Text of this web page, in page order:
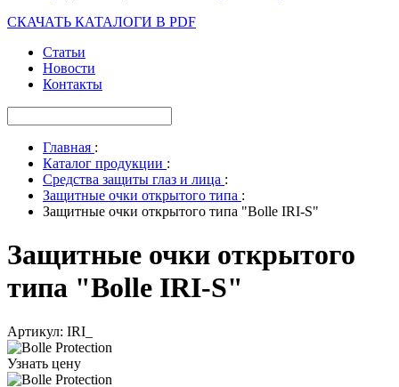
СКАЧАТЬ КАТАЛОГИ В PDF
Статьи
Новости
Контакты
Главная :
Каталог продукции :
Средства защиты глаз и лица :
Защитные очки открытого типа :
Защитные очки открытого типа "Bolle IRI-S"
Защитные очки открытого
типа "Bolle IRI-S"
Артикул: IRI_
Узнать цену